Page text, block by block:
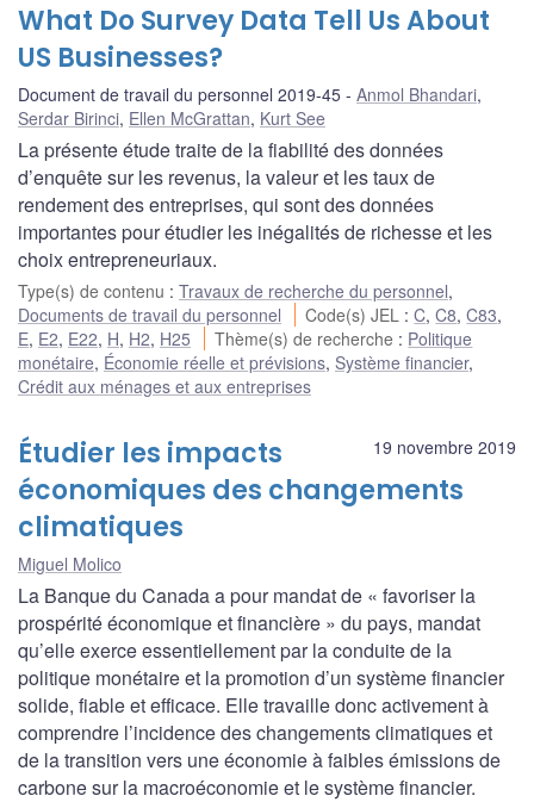
What Do Survey Data Tell Us About
US Businesses?
Document de travail du personnel 2019-45 Anmol Bhandari,
Serdar Birinci, Ellen McGrattan, Kurt See
La présente étude traite de la fiabilité des données
d’enquête sur les revenus, la valeur et les taux de
rendement des entreprises, qui sont des données
importantes pour étudier les inégalités de richesse et les
choix entrepreneuriaux.
Type(s) de contenu : Travaux de recherche du personnel,
Documents de travail du personnel
Code(s) JEL :C,C8,C83,
E, E2, E22, H, H2, H25 Thème(s) de recherche : Politique
monétaire, Économie réelle et prévisions, Système financier,
Crédit aux ménages et aux entreprises
19 novembre 2019
Étudier les impacts
économiques des changements
climatiques
Miguel Molico
La Banque du Canada a pour mandat de « favoriser la
prospérité économique et financière » du pays, mandat
qu’elle exerce essentiellement par la conduite de la
politique monétaire et la promotion d’un système financier
solide, fiable et efficace. Elle travaille donc activement à
comprendre l’incidence des changements climatiques et
de la transition vers une économie à faibles émissions de
carbone sur la macroéconomie et le système financier.